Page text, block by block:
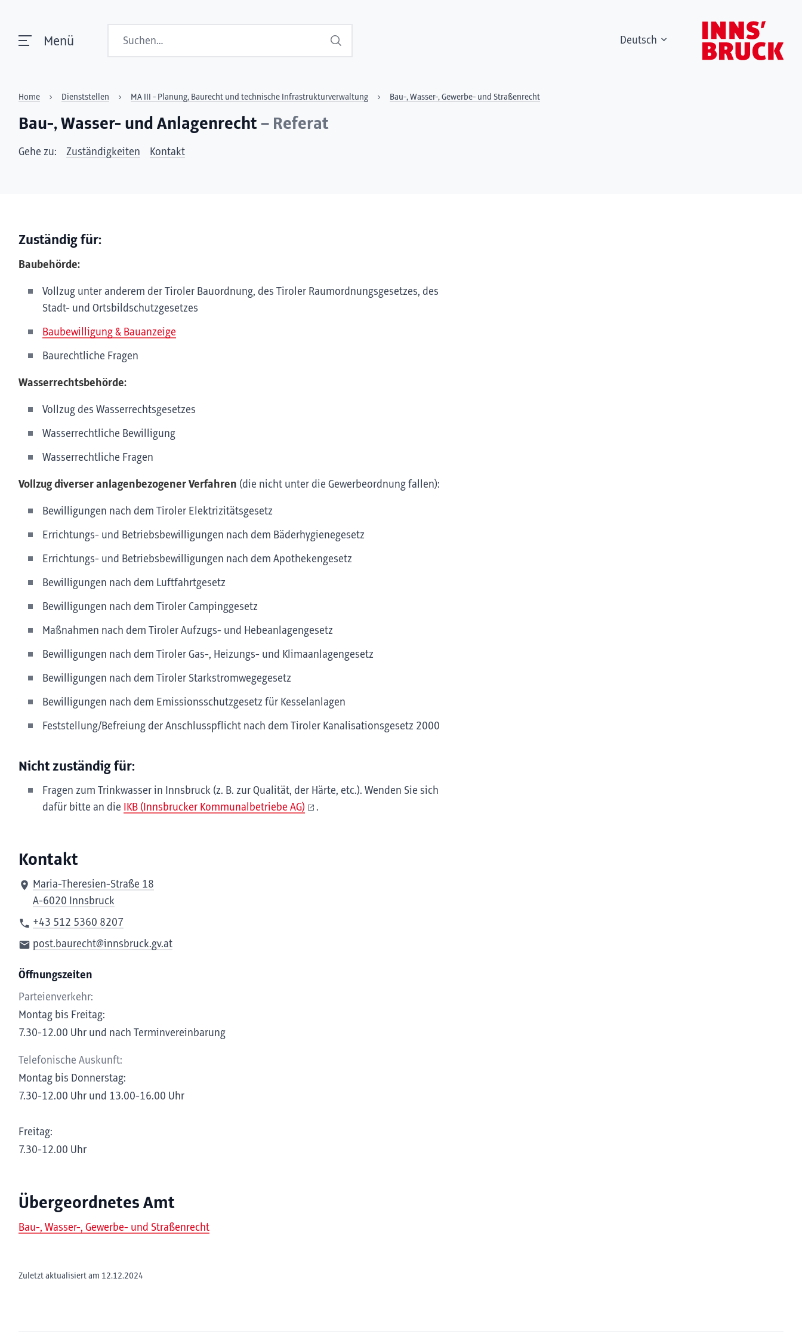
Menü Suchen Deutsch
Home Dienststellen MA III - Planung, Baurecht und technische Infrastrukturverwaltung Bau-, Wasser-, Gewerbe- und Straßenrecht
Bau-, Wasser- und Anlagenrecht – Referat
Gehe zu: Zuständigkeiten Kontakt
Zuständig für:
Baubehörde:
Vollzug unter anderem der Tiroler Bauordnung, des Tiroler Raumordnungsgesetzes, des
Stadt- und Ortsbildschutzgesetzes
Baubewilligung & Bauanzeige
Baurechtliche Fragen
Wasserrechtsbehörde:
Vollzug des Wasserrechtsgesetzes
Wasserrechtliche Bewilligung
Wasserrechtliche Fragen
Vollzug diverser anlagenbezogener Verfahren (die nicht unter die Gewerbeordnung fallen):
Bewilligungen nach dem Tiroler Elektrizitätsgesetz
Errichtungs- und Betriebsbewilligungen nach dem Bäderhygienegesetz
Errichtungs- und Betriebsbewilligungen nach dem Apothekengesetz
Bewilligungen nach dem Luftfahrtgesetz
Bewilligungen nach dem Tiroler Campinggesetz
Maßnahmen nach dem Tiroler Aufzugs- und Hebeanlagengesetz
Bewilligungen nach dem Tiroler Gas-, Heizungs- und Klimaanlagengesetz
Bewilligungen nach dem Tiroler Starkstromwegegesetz
Bewilligungen nach dem Emissionsschutzgesetz für Kesselanlagen
Feststellung/Befreiung der Anschlusspflicht nach dem Tiroler Kanalisationsgesetz 2000
Nicht zuständig für:
Fragen zum Trinkwasser in Innsbruck (z. B. zur Qualität, der Härte, etc.). Wenden Sie sich
dafür bitte an die IKB (Innsbrucker Kommunalbetriebe AG) .
Kontakt
Maria-Theresien-Straße 18
A-6020 Innsbruck
+43 512 5360 8207
post.baurecht@innsbruck.gv.at
Öffnungszeiten
Parteienverkehr:
Montag bis Freitag:
7.30-12.00 Uhr und nach Terminvereinbarung
Telefonische Auskunft:
Montag bis Donnerstag:
7.30-12.00 Uhr und 13.00-16.00 Uhr
Freitag:
7.30-12.00 Uhr
Übergeordnetes Amt
Bau-, Wasser-, Gewerbe- und Straßenrecht
Zuletzt aktualisiert am 12.12.2024